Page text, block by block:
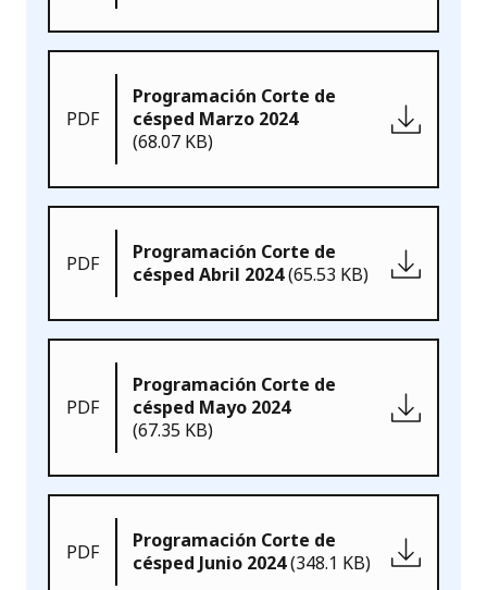
PDF
Programación Corte de
césped Marzo 2024
(68.07 KB)
PDF
Programación Corte de
césped Abril 2024(65.53 KB)
PDF
Programación Corte de
césped Mayo 2024
(67.35 KB)
PDF
Programación Corte de
césped Junio 2024(348.1 KB)